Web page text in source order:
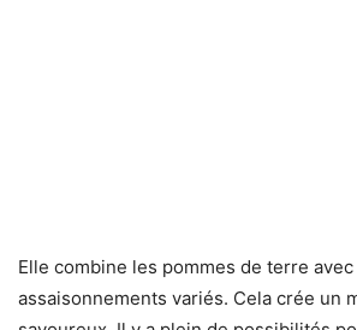
Elle combine les pommes de terre avec
assaisonnements variés. Cela crée un